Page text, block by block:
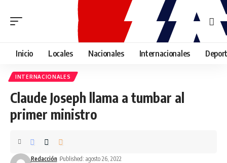
Inicio Locales Nacionales Internacionales
INTERNACIONALES
Claude Joseph llama a tumbar al
primer ministro
Redacción Published: agosto 26, 2022